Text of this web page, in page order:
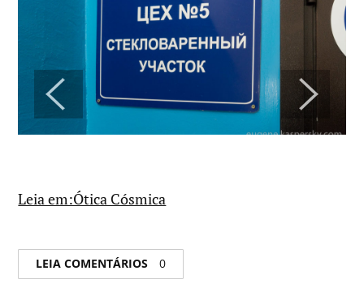
Leia em:Ótica Cósmica
LEIA COMENTÁRIOS 0